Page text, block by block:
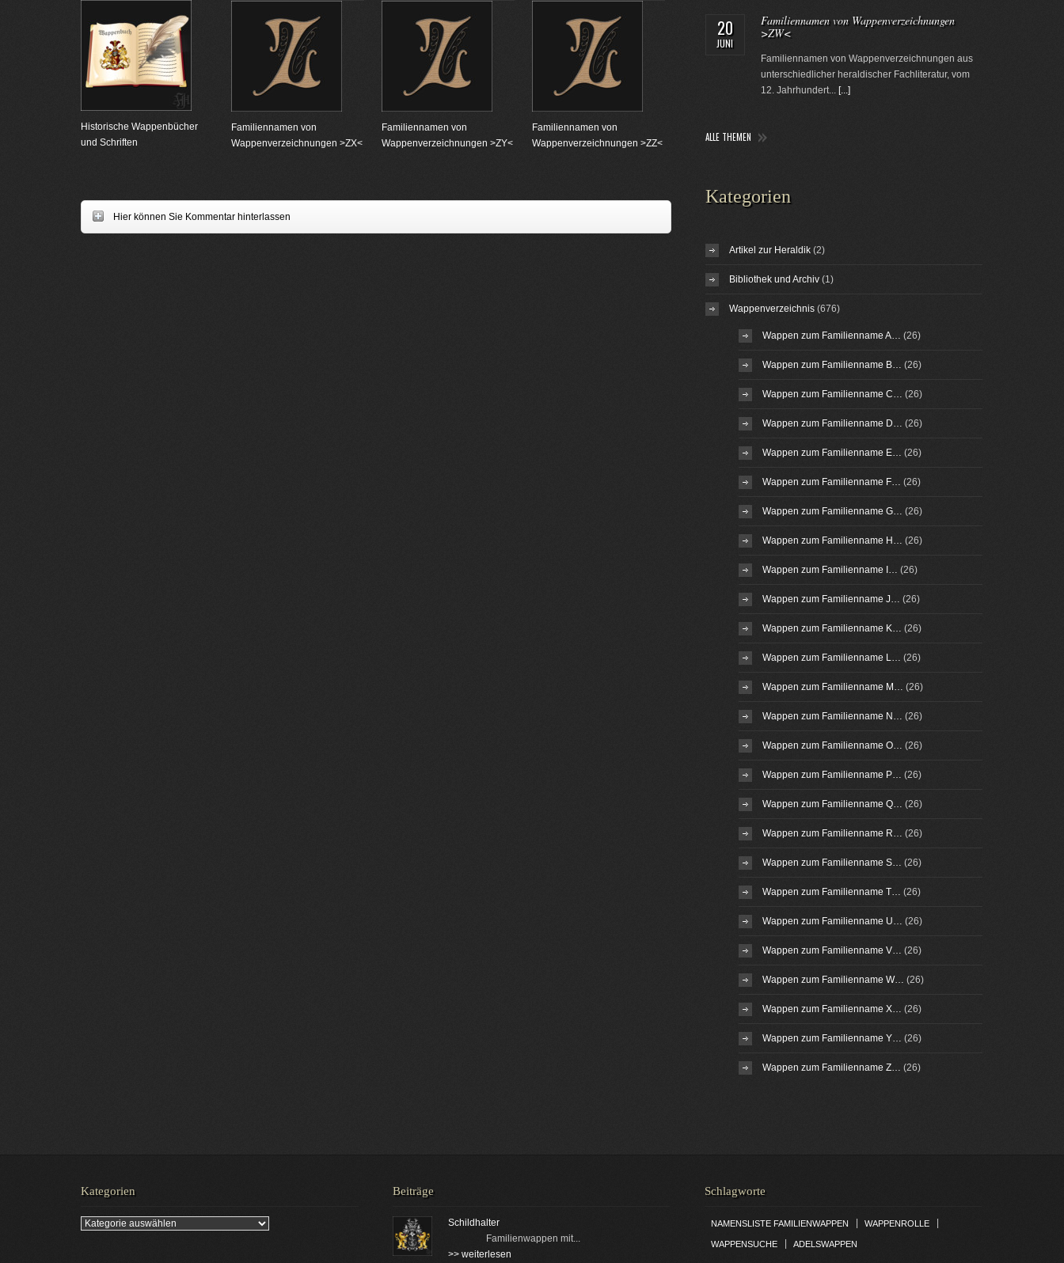
Historische Wappenbücher
und Schriften
Familiennamen von
Wappenverzeichnungen >ZX<
Familiennamen von
Wappenverzeichnungen >ZY<
Familiennamen von
Wappenverzeichnungen >ZZ<
Hier können Sie Kommentar hinterlassen
20
JUNI
Familiennamen von Wappenverzeichnungen
>ZW<
Familiennamen von Wappenverzeichnungen aus
unterschiedlicher heraldischer Fachliteratur, vom
12. Jahrhundert... [...]
ALLE THEMEN
Kategorien
Artikel zur Heraldik(2)
Bibliothek und Archiv(1)
Wappenverzeichnis(676)
Wappen zum Familienname A… (26)
Wappen zum Familienname B… (26)
Wappen zum Familienname C… (26)
Wappen zum Familienname D… (26)
Wappen zum Familienname E… (26)
Wappen zum Familienname F… (26)
Wappen zum Familienname G… (26)
Wappen zum Familienname H… (26)
Wappen zum Familienname I… (26)
Wappen zum Familienname J… (26)
Wappen zum Familienname K… (26)
Wappen zum Familienname L… (26)
Wappen zum Familienname M… (26)
Wappen zum Familienname N… (26)
Wappen zum Familienname O… (26)
Wappen zum Familienname P… (26)
Wappen zum Familienname Q… (26)
Wappen zum Familienname R… (26)
Wappen zum Familienname S… (26)
Wappen zum Familienname T… (26)
Wappen zum Familienname U… (26)
Wappen zum Familienname V… (26)
Wappen zum Familienname W… (26)
Wappen zum Familienname X… (26)
Wappen zum Familienname Y… (26)
Wappen zum Familienname Z… (26)
Kategorien
Kategorien
Beiträge
Schildhalter
Familienwappen mit...
>> weiterlesen
Schlagworte
NAMENSLISTE FAMILIENWAPPEN WAPPENROLLE
WAPPENSUCHE ADELSWAPPEN